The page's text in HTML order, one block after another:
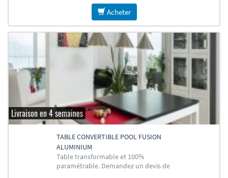
Acheter
Livraison en 4 semaines
TABLE CONVERTIBLE POOL FUSION
ALUMINIUM
Table transformable et 100%
paramétrable. Demandez un devis de